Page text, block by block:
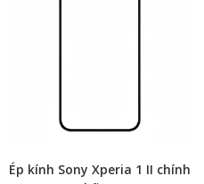
Ép kính Sony Xperia 1 II chính